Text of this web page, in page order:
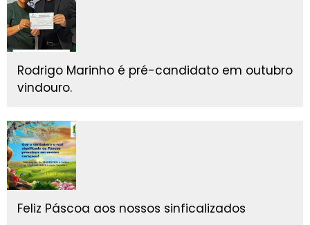
Rodrigo Marinho é pré-candidato em outubro
vindouro.
Feliz Páscoa aos nossos sinficalizados